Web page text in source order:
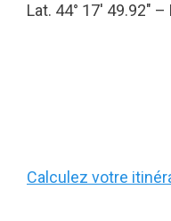
Lat. 44° 17′ 49.92″ –
Calculez votre